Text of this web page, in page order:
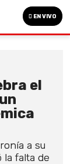
EN VIVO
el
a su
falta de